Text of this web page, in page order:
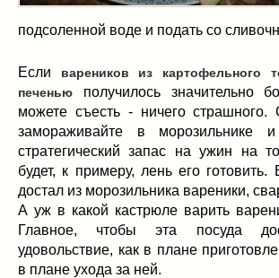
подсоленной воде и подать со
Если
вареников из картофельного
печенью получилось значительно
можете съесть - ничего страшного.
замораживайте в морозильнике
стратегический запас на ужин на
будет, к примеру, лень его готовить.
достал из морозильника вареники,
А уж в какой кастрюле варить
Главное, чтобы эта посуда
удовольствие, как в плане
в плане ухода за ней.